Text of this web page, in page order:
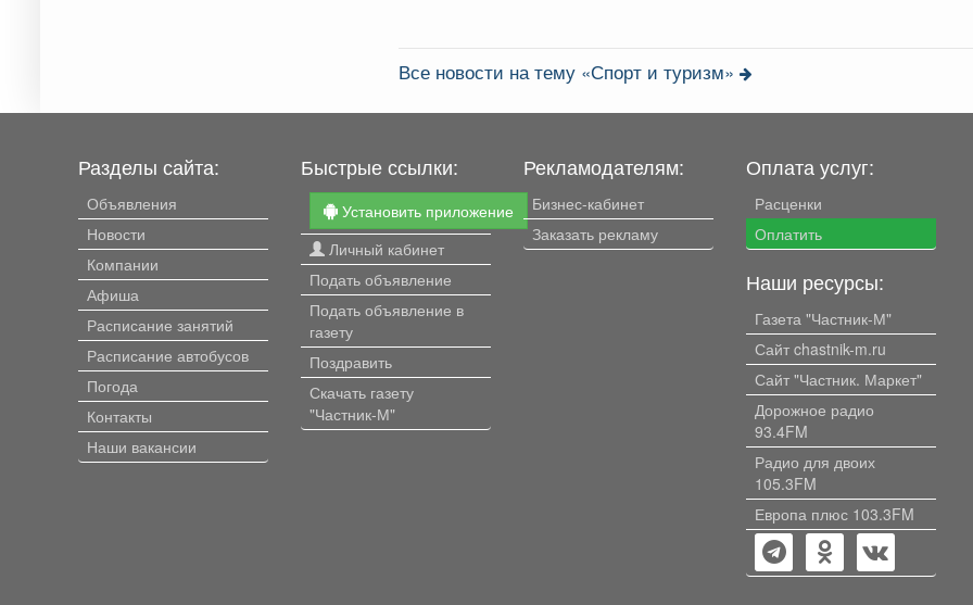
Все новости на тему «Спорт и туризм»
Разделы сайта:
Объявления
Новости
Компании
Афиша
Расписание занятий
Расписание автобусов
Погода
Контакты
Наши вакансии
Быстрые ссылки:
Установить приложение
Личный кабинет
Подать объявление
Подать объявление в
газету
Поздравить
Скачать газету
"Частник-М"
Рекламодателям:
Бизнес-кабинет
Заказать рекламу
Оплата услуг:
Расценки
Оплатить
Наши ресурсы:
Газета "Частник-М"
Сайт chastnik-m.ru
Сайт "Частник. Маркет"
Дорожное радио
93.4FM
Радио для двоих
105.3FM
Европа плюс 103.3FM